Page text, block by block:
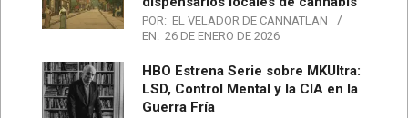
POR: EL VELADOR DE CANNATLAN
EN: 26 DE ENERO DE 2026
HBO Estrena Serie sobre MKUltra:
LSD, Control Mental y la CIA en la
Guerra Fría